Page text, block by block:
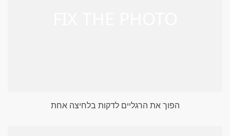
הפוך את הרגליים לדקות בלחיצה אחת